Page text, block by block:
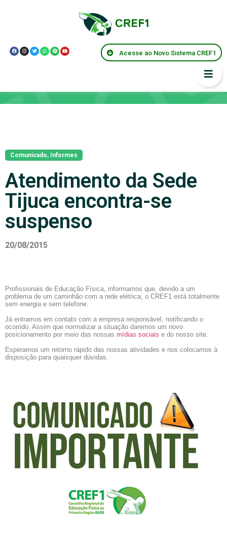
Acesse ao Novo Sistema CREF1
Comunicado, Informes
Atendimento da Sede
Tijuca encontra-se
suspenso
20/08/2015
Profissionais de Educação Física, informamos que, devido a um
problema de um caminhão com a rede elétrica, o CREF1 está totalmente
sem energia e sem telefone.
Já entramos em contato com a empresa responsável, notificando o
ocorrido. Assim que normalizar a situação daremos um novo
posicionamento por meio das nossas mídias sociais e do nosso site.
Esperamos um retorno rápido das nossas atividades e nos colocamos à
disposição para quaisquer dúvidas.